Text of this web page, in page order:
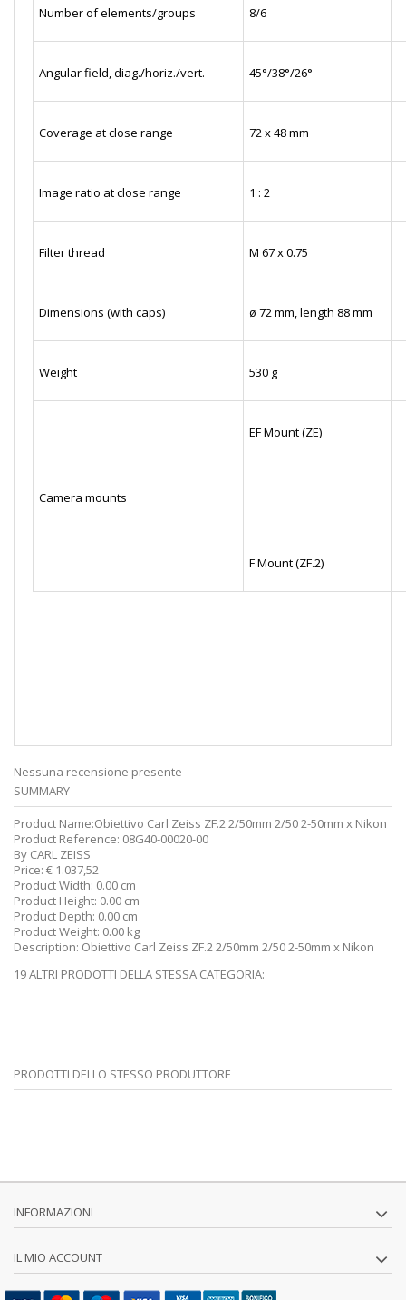
Number of elements/groups 8/6
Angular field, diag./horiz./vert. 45°/38°/26°
Coverage at close range 72 x 48 mm
Image ratio at close range 1 : 2
Filter thread M 67 x 0.75
Dimensions (with caps) ø 72 mm, length 88 mm
Weight 530 g
Camera mounts
EF Mount (ZE)
F Mount (ZF.2)
Nessuna recensione presente
SUMMARY
Product Name:Obiettivo Carl Zeiss ZF.2 2/50mm 2/50 2-50mm x Nikon
Product Reference: 08G40-00020-00
By CARL ZEISS
Price: € 1.037,52
Product Width: 0.00 cm
Product Height: 0.00 cm
Product Depth: 0.00 cm
Product Weight: 0.00 kg
Description: Obiettivo Carl Zeiss ZF.2 2/50mm 2/50 2-50mm x Nikon
19 ALTRI PRODOTTI DELLA STESSA CATEGORIA:
PRODOTTI DELLO STESSO PRODUTTORE
INFORMAZIONI
IL MIO ACCOUNT